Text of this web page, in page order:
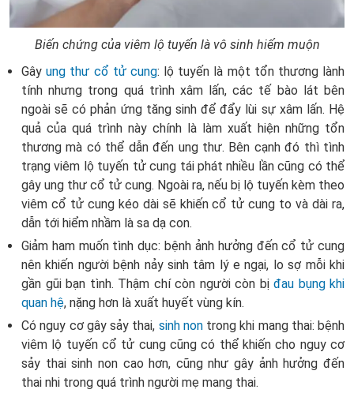
Biến chứng của viêm lộ tuyến là vô sinh hiếm muộn
Gâyung thư cổ tử cung: lộ tuyến là một tổn thương lành
tính nhưng trong quá trình xâm lấn, các tế bào lát bên
ngoài sẽ có phản ứng tăng sinh để đẩy lùi sự xâm lấn. Hệ
quả của quá trình này chính là làm xuất hiện những tổn
thương mà có thể dẫn đến ung thư. Bên cạnh đó thì tình
trạng viêm lộ tuyến tử cung tái phát nhiều lần cũng có thể
gây ung thư cổ tử cung. Ngoài ra, nếu bị lộ tuyến kèm theo
viêm cổ tử cung kéo dài sẽ khiến cổ tử cung to và dài ra,
dẫn tới hiểm nhầm là sa dạ con.
Giảm ham muốn tình dục: bệnh ảnh hưởng đến cổ tử cung
nên khiến người bệnh nảy sinh tâm lý e ngại, lo sợ mỗi khi
gần gũi bạn tình. Thậm chí còn người còn bị đau bụng khi
quan hệ, nặng hơn là xuất huyết vùng kín.
Có nguy cơ gây sảy thai, sinh nontrong khi mang thai: bệnh
viêm lộ tuyến cổ tử cung cũng có thể khiến cho nguy cơ
sảy thai sinh non cao hơn, cũng như gây ảnh hưởng đến
thai nhi trong quá trình người mẹ mang thai.